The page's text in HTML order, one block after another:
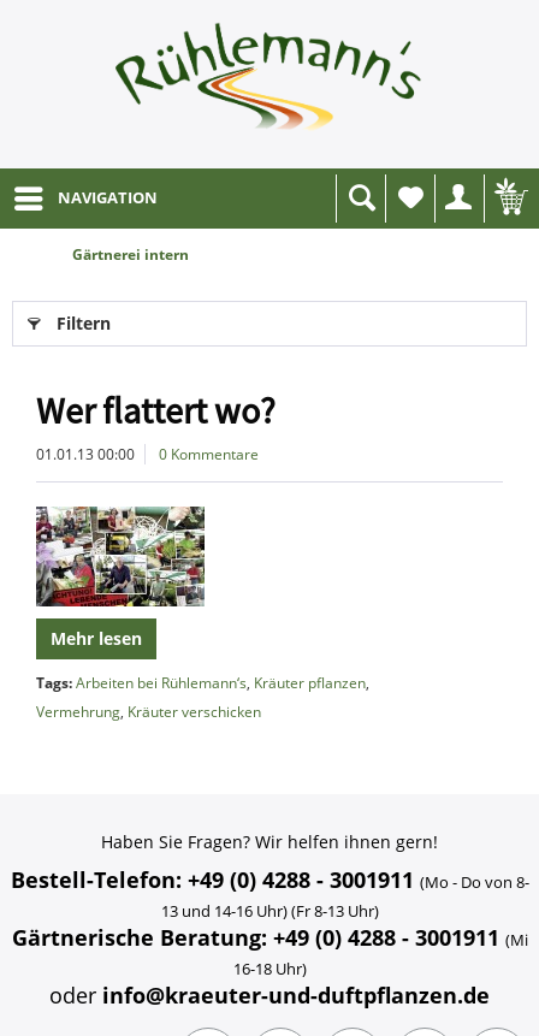
NAVIGATION
Wunschliste
Gärtnerei intern
Filtern
Wer flattert wo?
01.01.13 00:00 0 Kommentare
Mehr lesen
Tags:Arbeiten bei Rühlemann‘s, Kräuter pflanzen,
Vermehrung, Kräuter verschicken
Haben Sie Fragen? Wir helfen ihnen gern!
Bestell-Telefon: +49 (0) 4288 - 3001911 (Mo - Do von 8-
13 und 14-16 Uhr) (Fr 8-13 Uhr)
Gärtnerische Beratung: +49 (0) 4288 - 3001911 (Mi
16-18 Uhr)
oder info@kraeuter-und-duftpflanzen.de